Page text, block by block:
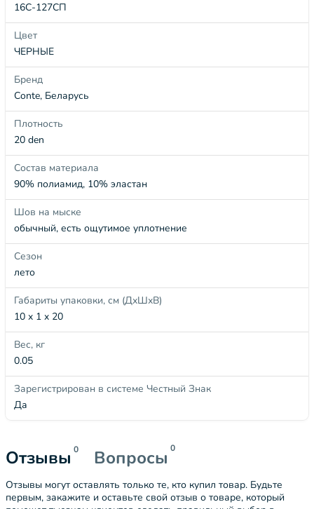
16С-127СП
Цвет
ЧЕРНЫЕ
Бренд
Conte, Беларусь
Плотность
20 den
Состав материала
90% полиамид, 10% эластан
Шов на мыске
обычный, есть ощутимое уплотнение
Сезон
лето
Габариты упаковки, см (ДхШхВ)
10 x 1 x 20
Вес, кг
0.05
Зарегистрирован в системе Честный Знак
Да
Отзывы 0 Вопросы 0
Отзывы могут оставлять только те, кто купил товар. Будьте
первым, закажите и оставьте свой отзыв о товаре, который